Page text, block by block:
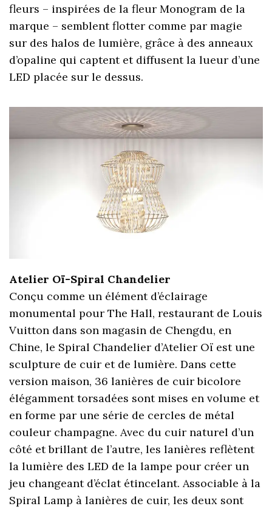
fleurs – inspirées de la fleur Monogram de la
marque – semblent flotter comme par magie
sur des halos de lumière, grâce à des anneaux
d’opaline qui captent et diffusent la lueur d’une
LED placée sur le dessus.
Atelier Oï-Spiral Chandelier
Conçu comme un élément d’éclairage
monumental pour The Hall, restaurant de Louis
Vuitton dans son magasin de Chengdu, en
Chine, le Spiral Chandelier d’Atelier Oï est une
sculpture de cuir et de lumière. Dans cette
version maison, 36 lanières de cuir bicolore
élégamment torsadées sont mises en volume et
en forme par une série de cercles de métal
couleur champagne. Avec du cuir naturel d’un
côté et brillant de l’autre, les lanières reflètent
la lumière des LED de la lampe pour créer un
jeu changeant d’éclat étincelant. Associable à la
Spiral Lamp à lanières de cuir, les deux sont